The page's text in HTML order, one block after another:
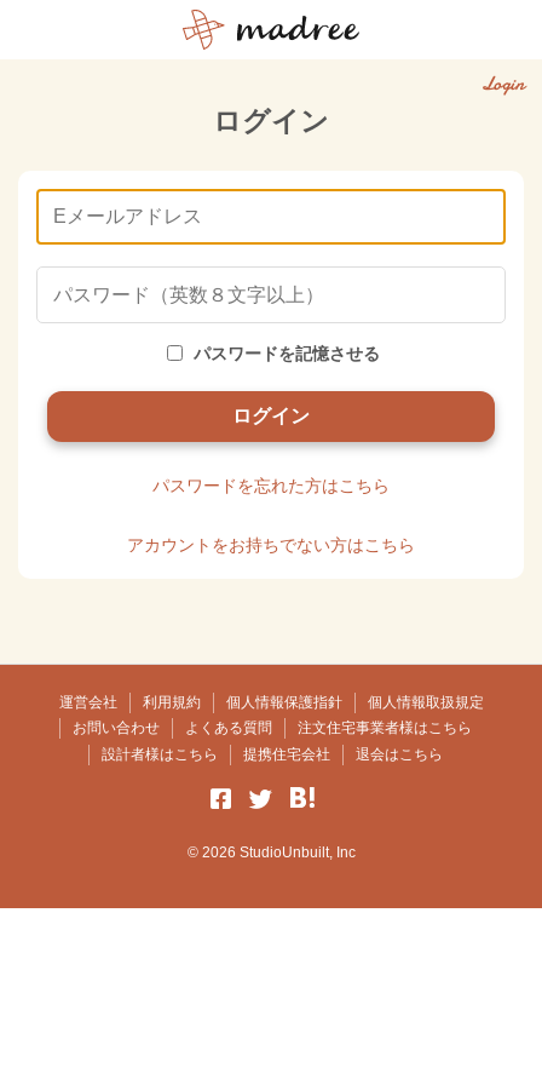
Login
ログイン
パスワードを記憶させる
パスワードを忘れた方はこちら
アカウントをお持ちでない方はこちら
運営会社 利用規約 個人情報保護指針
個人情報取扱規定
お問い合わせ
よくある質問
注文住宅事業者様はこちら
設計者様はこちら
提携住宅会社 退会はこちら
© 2026 StudioUnbuilt, Inc